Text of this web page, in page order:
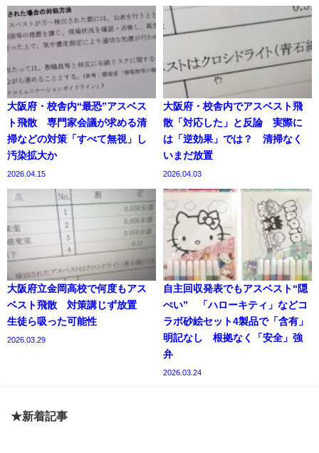
大阪府・校舎内“最恐”アスベス
ト飛散 専門家会議が求める清
掃などの対策「すべて無視」し
汚染拡大か
2026.04.15
大阪府・校舎内でアスベスト飛
散「対応した」と反論 実際に
は「逆効果」では？ 清掃なく
いまだ放置
2026.04.03
大阪府立金岡高校で何度もアス
ベスト飛散 対策講じず放置
生徒ら吸った可能性
2026.03.29
自主回収発表でもアスベスト“隠
ぺい” 「ハローキティ」などコ
ラボ砂絵セット4製品で「含有」
明記なし 根拠なく「安全」強
弁
2026.03.24
★新着記事